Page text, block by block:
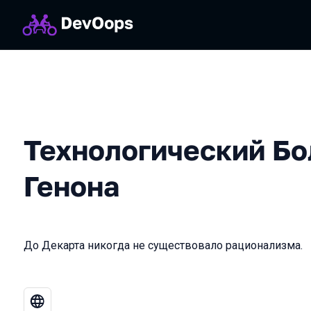
Технологический
Генона
До Декарта никогда не существовало рационализма.